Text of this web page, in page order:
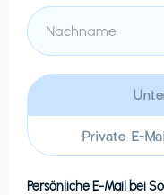
Private E-
Persönliche E-Mail bei